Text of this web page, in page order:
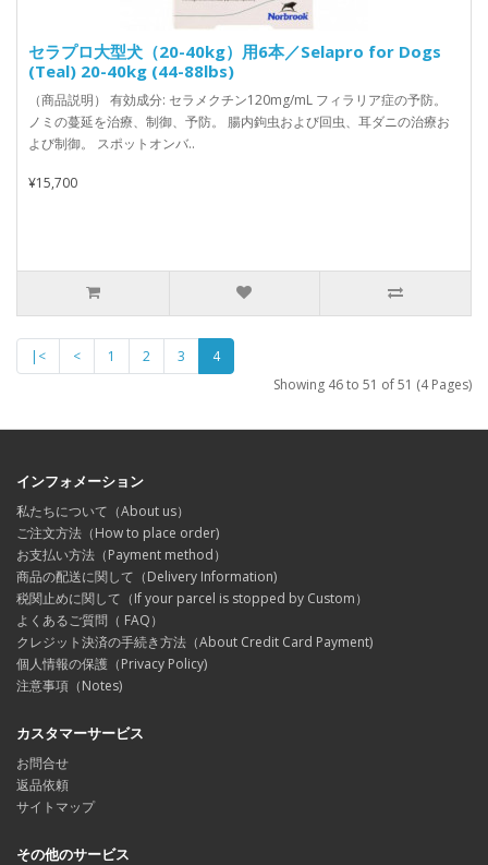
セラプロ大型犬（20-40kg）用6本／Selapro for Dogs
(Teal) 20-40kg (44-88lbs)
（商品説明） 有効成分: セラメクチン120mg/mL フィラリア症の予防。
ノミの蔓延を治療、制御、予防。 腸内鉤虫および回虫、耳ダニの治療お
よび制御。 スポットオンバ..
¥15,700
|< < 1 2 3
4
Showing 46 to 51 of 51 (4 Pages)
インフォメーション
私たちについて（About us）
ご注文方法（How to place order)
お支払い方法（Payment method）
商品の配送に関して（Delivery Information)
税関止めに関して（If your parcel is stopped by Custom）
よくあるご質問（ FAQ）
クレジット決済の手続き方法（About Credit Card Payment)
個人情報の保護（Privacy Policy)
注意事項（Notes)
カスタマーサービス
お問合せ
返品依頼
サイトマップ
その他のサービス